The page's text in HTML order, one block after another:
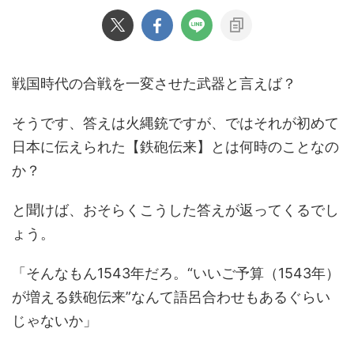
戦国時代の合戦を一変させた武器と言えば？
そうです、答えは火縄銃ですが、ではそれが初めて
日本に伝えられた【鉄砲伝来】とは何時のことなの
か？
と聞けば、おそらくこうした答えが返ってくるでし
ょう。
「そんなもん1543年だろ。“いいご予算（1543年）
が増える鉄砲伝来”なんて語呂合わせもあるぐらい
じゃないか」